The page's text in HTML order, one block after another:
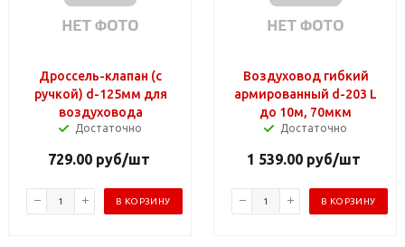
Дроссель-клапан (с
ручкой) d-125мм для
воздуховода
Достаточно
729.00руб/шт
В КОРЗИНУ
Воздуховод гибкий
армированный d-203 L
до 10м, 70мкм
Достаточно
1 539.00 руб/шт
В КОРЗИНУ